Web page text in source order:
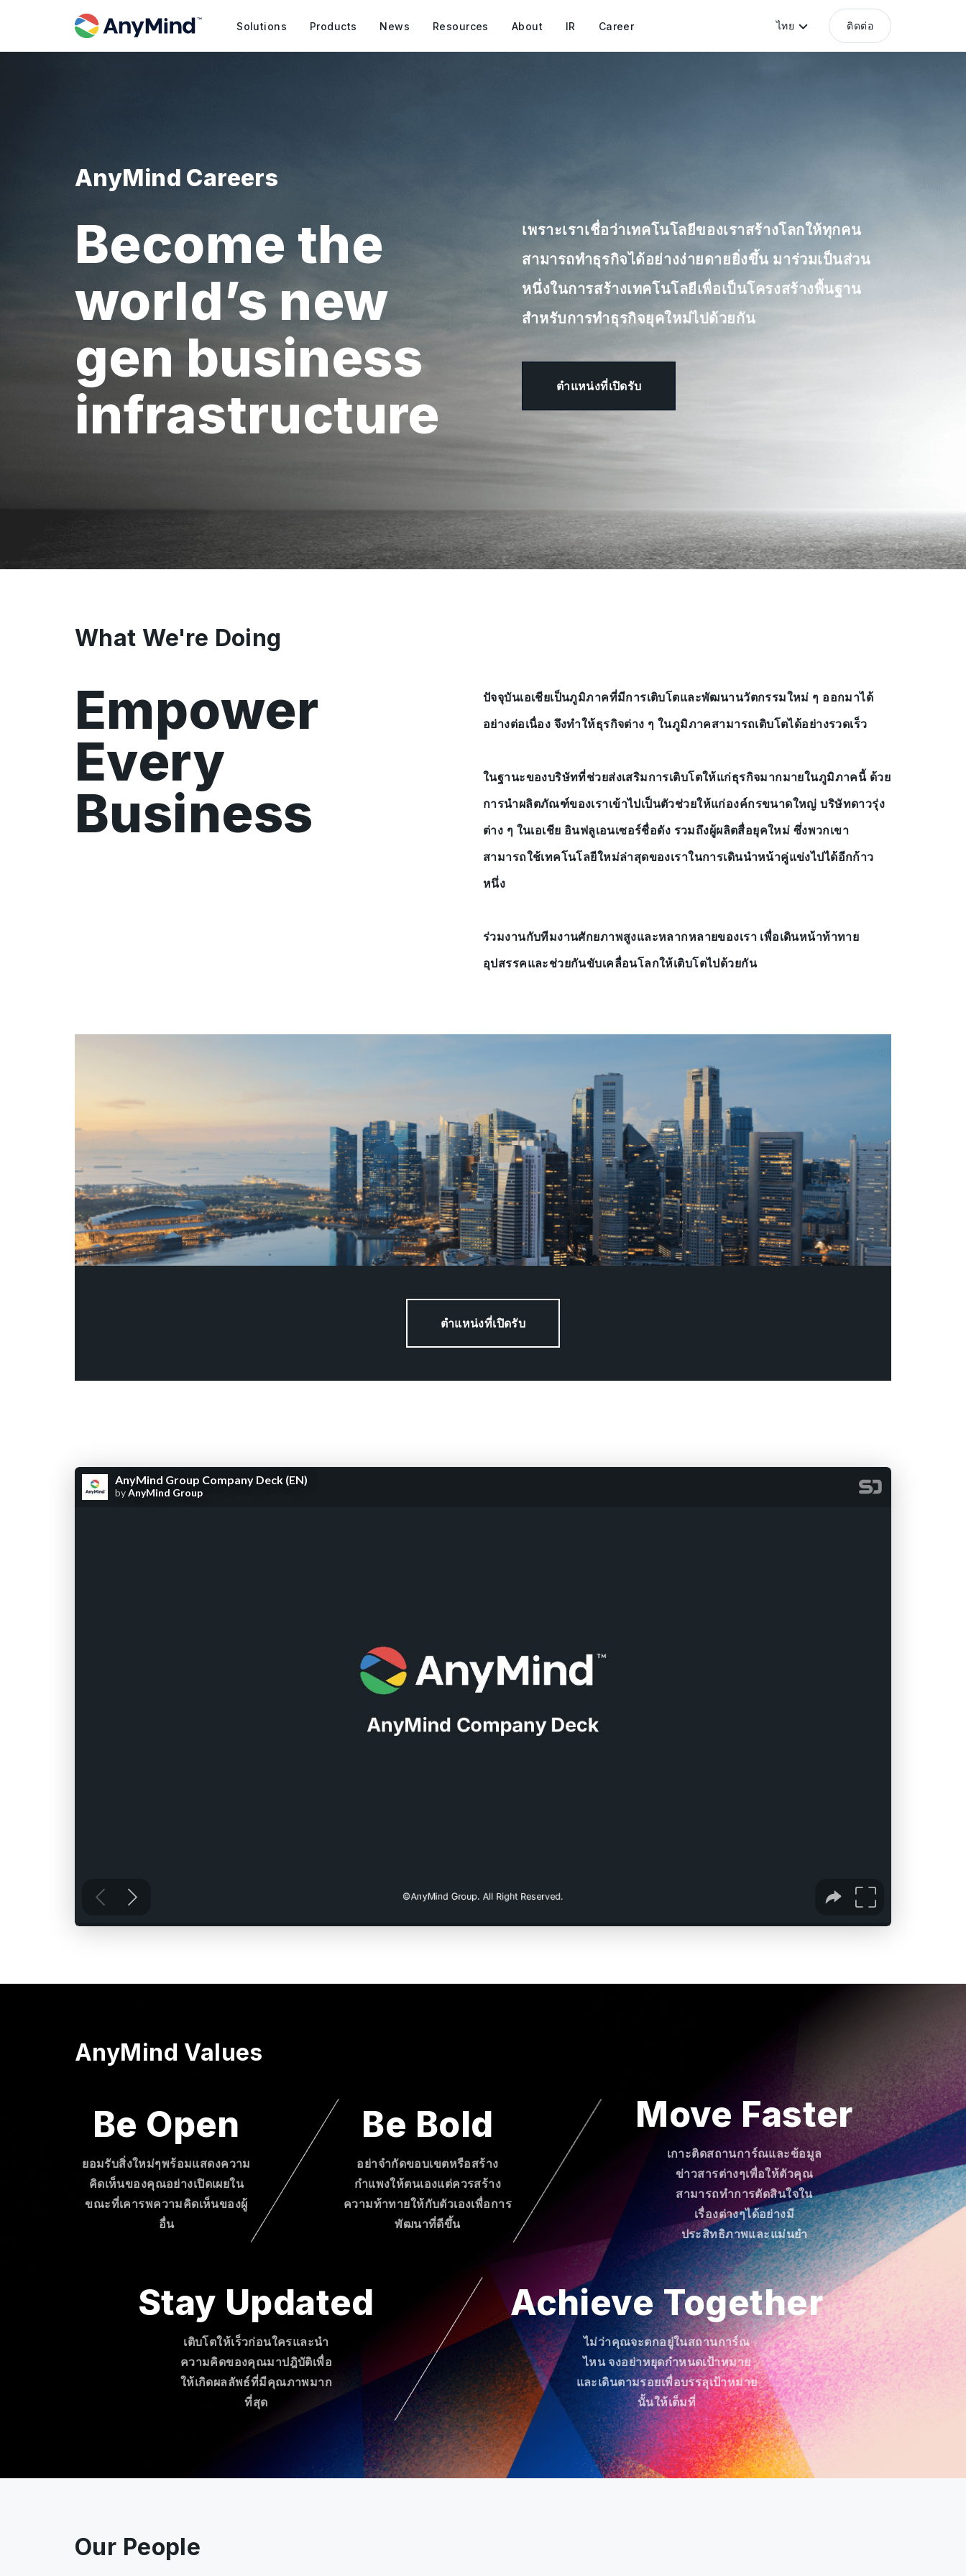
Solutions Products News Resources About IR Career ไทย ติดต่อ
AnyMind Careers
Become the
world’s new
gen business
infrastructure
เพราะเราเชื่อว่าเทคโนโลยีของเราสร้างโลกให้ทุกคน
สามารถทำธุรกิจได้อย่างง่ายดายยิ่งขึ้น มาร่วมเป็นส่วน
หนึ่งในการสร้างเทคโนโลยีเพื่อเป็นโครงสร้างพื้นฐาน
สำหรับการทำธุรกิจยุคใหม่ไปด้วยกัน
ตำแหน่งที่เปิดรับ
What We're Doing
Empower
Every
Business
ปัจจุบันเอเชียเป็นภูมิภาคที่มีการเติบโตและพัฒนานวัตกรรมใหม่ ๆ ออกมาได้
อย่างต่อเนื่อง จึงทำให้ธุรกิจต่าง ๆ ในภูมิภาคสามารถเติบโตได้อย่างรวดเร็ว
ในฐานะของบริษัทที่ช่วยส่งเสริมการเติบโตให้แก่ธุรกิจมากมายในภูมิภาคนี้ ด้วย
การนำผลิตภัณฑ์ของเราเข้าไปเป็นตัวช่วยให้แก่องค์กรขนาดใหญ่ บริษัทดาวรุ่ง
ต่าง ๆ ในเอเชีย อินฟลูเอนเซอร์ชื่อดัง รวมถึงผู้ผลิตสื่อยุคใหม่ ซึ่งพวกเขา
สามารถใช้เทคโนโลยีใหม่ล่าสุดของเราในการเดินนำหน้าคู่แข่งไปได้อีกก้าว
หนึ่ง
ร่วมงานกับทีมงานศักยภาพสูงและหลากหลายของเรา เพื่อเดินหน้าท้าทาย
อุปสรรคและช่วยกันขับเคลื่อนโลกให้เติบโตไปด้วยกัน
ตำแหน่งที่เปิดรับ
AnyMind Values
Be Open
ยอมรับสิ่งใหม่ๆพร้อมแสดงความ
คิดเห็นของคุณอย่างเปิดเผยใน
ขณะที่เคารพความคิดเห็นของผู้
อื่น
Be Bold
อย่าจำกัดขอบเขตหรือสร้าง
กำแพงให้ตนเองแต่ควรสร้าง
ความท้าทายให้กับตัวเองเพื่อการ
พัฒนาที่ดีขึ้น
Move Faster
เกาะติดสถานการ์ณและข้อมูล
ข่าวสารต่างๆเพื่อให้ตัวคุณ
สามารถทำการตัดสินใจใน
เรื่องต่างๆได้อย่างมี
ประสิทธิภาพและแม่นยำ
Stay Updated
เติบโตให้เร็วก่อนใครและนำ
ความคิดของคุณมาปฎิบัติเพื่อ
ให้เกิดผลลัพธ์ที่มีคุณภาพมาก
ที่สุด
Achieve Together
ไม่ว่าคุณจะตกอยู่ในสถานการ์ณ
ไหน จงอย่าหยุดกำหนดเป้าหมาย
และเดินตามรอยเพื่อบรรลุเป้าหมาย
นั้นให้เต็มที่
Our People